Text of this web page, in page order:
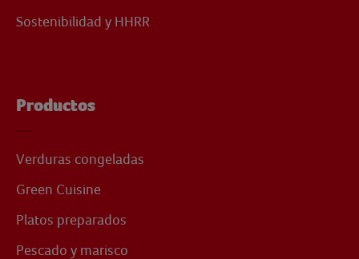
Sostenibilidad y HHRR
Productos
Verduras congeladas
Green Cuisine
Platos preparados
Pescado y marisco